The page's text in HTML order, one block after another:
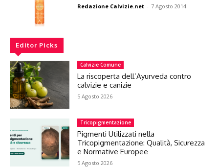
Redazione Calvizie.net - 7 Agosto 2014
Editor Picks
Calvizie Comune
La riscoperta dell’Ayurveda contro
calvizie e canizie
5 Agosto 2026
Tricopigmentazione
Pigmenti Utilizzati nella
Tricopigmentazione: Qualità, Sicurezza
e Normative Europee
5 Agosto 2026